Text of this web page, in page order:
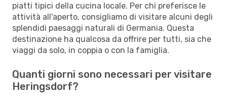
piatti tipici della cucina locale. Per chi preferisce le
attività all'aperto, consigliamo di visitare alcuni degli
splendidi paesaggi naturali di Germania. Questa
destinazione ha qualcosa da offrire per tutti, sia che
viaggi da solo, in coppia o con la famiglia.
Quanti giorni sono necessari per visitare
Heringsdorf?